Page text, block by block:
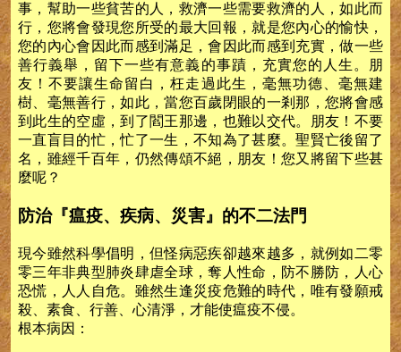
事，幫助一些貧苦的人，救濟一些需要救濟的人，如此而
行，您將會發現您所受的最大回報，就是您內心的愉快，
您的內心會因此而感到滿足，會因此而感到充實，做一些
善行義舉，留下一些有意義的事蹟，充實您的人生。朋
友！不要讓生命留白，枉走過此生，毫無功德、毫無建
樹、毫無善行，如此，當您百歲閉眼的一剎那，您將會感
到此生的空虛，到了閻王那邊，也難以交代。朋友！不要
一直盲目的忙，忙了一生，不知為了甚麼。聖賢亡後留了
名，雖經千百年，仍然傳頌不絕，朋友！您又將留下些甚
麼呢？
防治『瘟疫、疾病、災害』的不二法門
現今雖然科學倡明，但怪病惡疾卻越來越多，就例如二零
零三年非典型肺炎肆虐全球，奪人性命，防不勝防，人心
恐慌，人人自危。雖然生逢災疫危難的時代，唯有發願戒
殺、素食、行善、心清淨，才能使瘟疫不侵。
根本病因：